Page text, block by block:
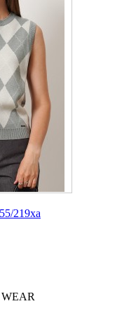
219ха